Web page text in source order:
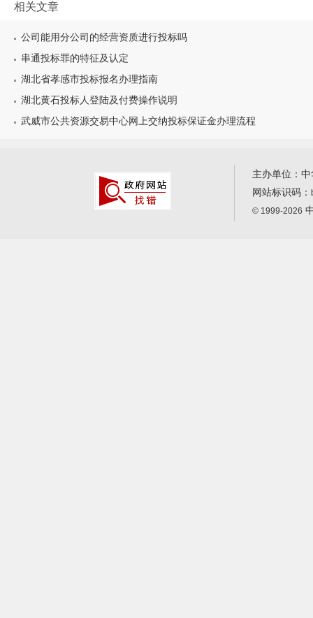
相关文章
公司能用分公司的经营资质进行投标吗
串通投标罪的特征及认定
湖北省孝感市投标报名办理指南
湖北黄石投标人登陆及付费操作说明
武威市公共资源交易中心网上交纳投标保证金办理流程
主办单位：
网站标识码：
© 1999-2026